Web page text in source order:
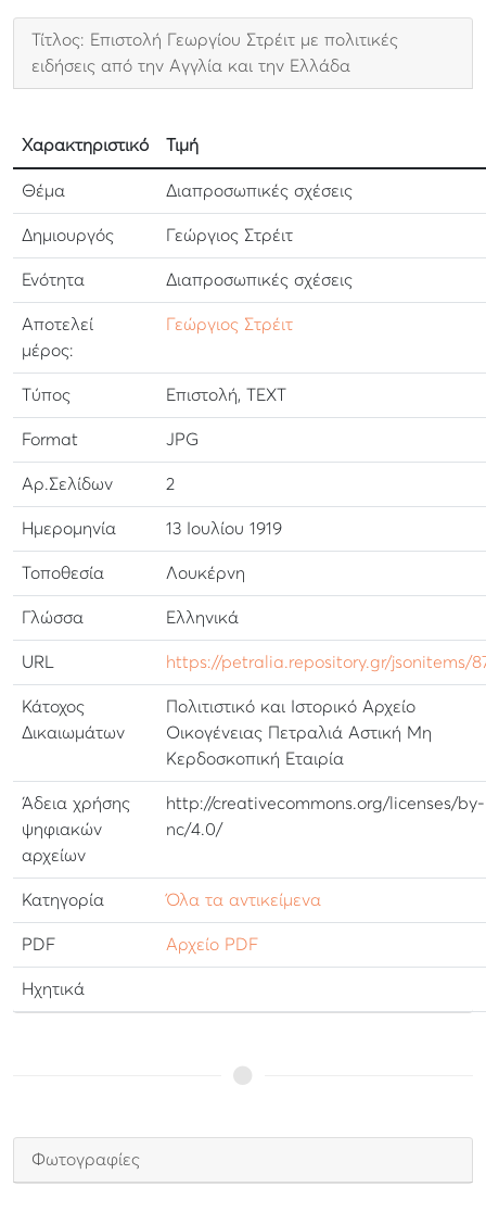
Τίτλος: Επιστολή Γεωργίου Στρέιτ με πολιτικές
ειδήσεις από την Αγγλία και την Ελλάδα
Χαρακτηριστικό Τιμή
Θέμα Διαπροσωπικές σχέσεις
Δημιουργός Γεώργιος Στρέιτ
Ενότητα Διαπροσωπικές σχέσεις
Αποτελεί
μέρος:
Γεώργιος Στρέιτ
Τύπος Επιστολή, TEXT
Format JPG
Αρ.Σελίδων 2
Ημερομηνία 13 Ιουλίου 1919
Τοποθεσία Λουκέρνη
Γλώσσα Ελληνικά
URL https://petralia.repository.gr/jsonitems/
Κάτοχος
Δικαιωμάτων
Πολιτιστικό και Ιστορικό Αρχείο
Οικογένειας Πετραλιά Αστική Μη
Κερδοσκοπική Εταιρία
Άδεια χρήσης
ψηφιακών
αρχείων
http://creativecommons.org/licenses/by-
nc/4.0/
Κατηγορία Όλα τα αντικείμενα
PDF Αρχείο PDF
Ηχητικά
Φωτογραφίες